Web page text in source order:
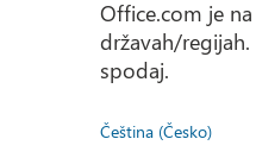
Office.com je
državah/
spodaj.
Čeština (Česko)